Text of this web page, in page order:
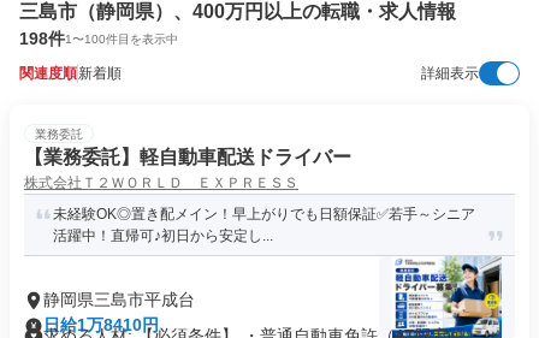
三島市（静岡県）、400万円以上の転職・求人情報
198件1〜100件目を表示中
関連度順新着順 詳細表示
業務委託
【業務委託】軽自動車配送ドライバー
株式会社Ｔ２ＷＯＲＬＤ ＥＸＰＲＥＳＳ
未経験OK◎置き配メイン！早上がりでも日額保証✅若手～シニア
活躍中！直帰可♪初日から安定し...
静岡県三島市平成台
日給1万8410円